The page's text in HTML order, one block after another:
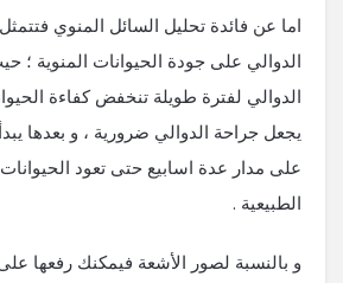
اما عن فائدة تحليل السائل المنوي فتتمثل
الدوالي على جودة الحيوانات المنوية ؛
الدوالي لفترة طويلة تنخفض كفاءة
يجعل جراحة الدوالي ضرورية ، و بعدها
على مدار عدة اسابيع حتى تعود الحيوانات
الطبيعية .
و بالنسبة لصور الأشعة فيمكنك رفعها